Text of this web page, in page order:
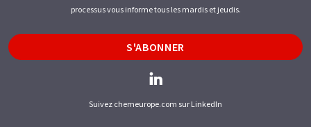
processus vous informe tous les mardis et jeudis.
S'ABONNER
Suivez chemeurope.com sur LinkedIn